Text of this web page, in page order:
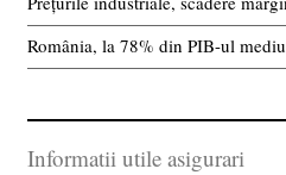
România, la 78% din PIB-ul
Informatii utile asigurari